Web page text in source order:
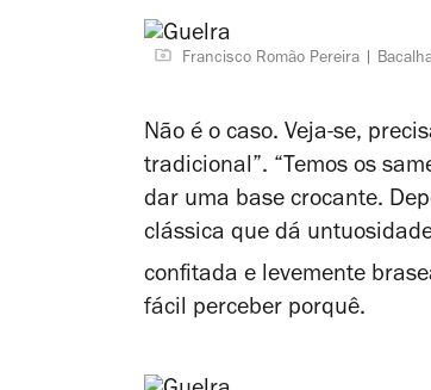
Francisco Romão Pereira
Não é o caso. Veja-se,
tradicional”. “Temos os
dar uma base crocante.
clássica que dá
confitada e levemente
fácil perceber porquê.